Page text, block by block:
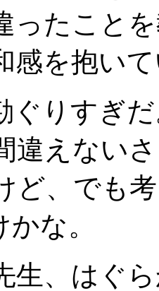
ったこと
感を抱い
ぐりすぎ
違えない
ど、でも
な。
生、はぐ